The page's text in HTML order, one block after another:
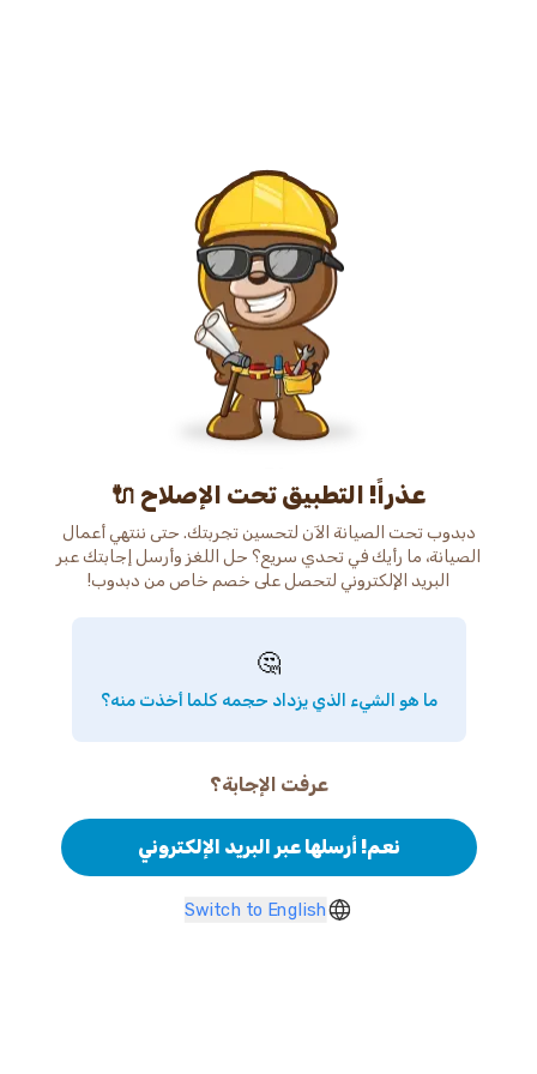
عذراً! التطبيق تحت الإصلاح 🔌
دبدوب تحت الصيانة الآن لتحسين تجربتك. حتى ننتهي أعمال
الصيانة، ما رأيك في تحدي سريع؟ حل اللغز وأرسل إجابتك عبر
البريد الإلكتروني لتحصل على خصم خاص من دبدوب!
🤔
ما هو الشيء الذي يزداد حجمه كلما أخذت منه؟
عرفت الإجابة؟
نعم! أرسلها عبر البريد الإلكتروني
Switch to English